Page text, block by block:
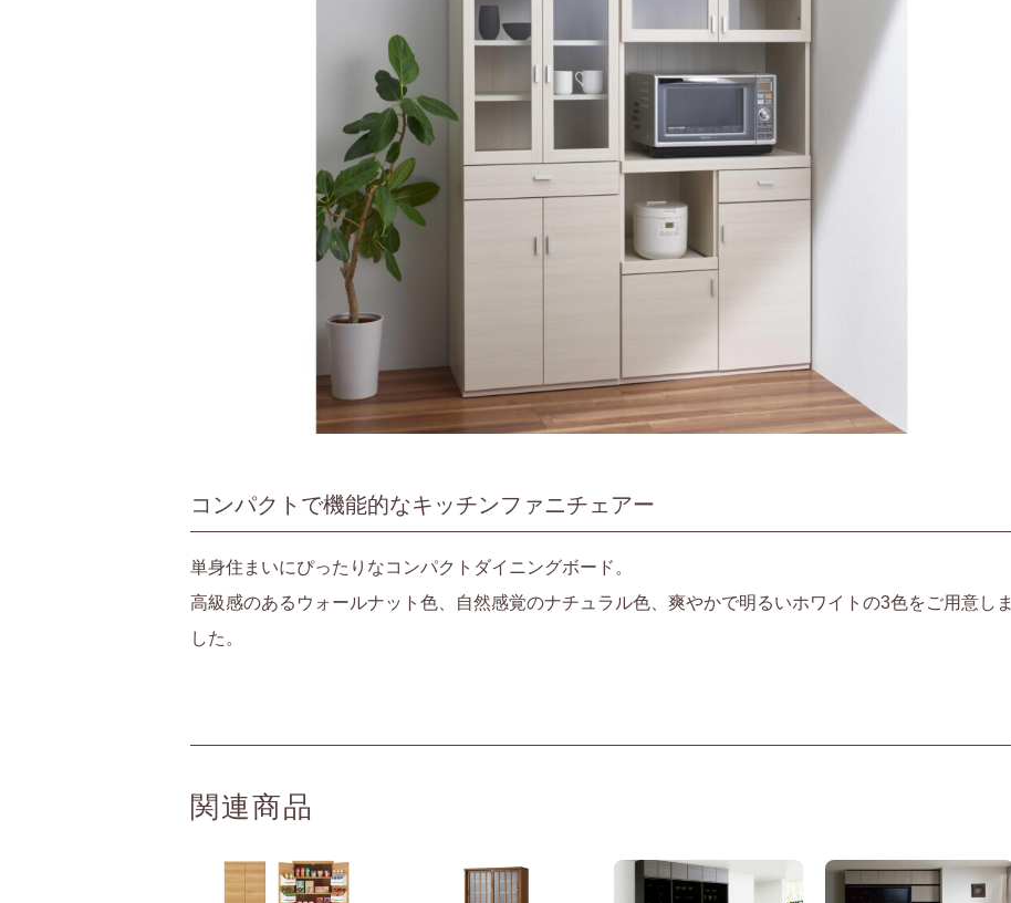
コンパクトで機能的なキッチンファニチェアー
単身住まいにぴったりなコンパクトダイニングボード。
高級感のあるウォールナット色、自然感覚のナチュラル色、爽やかで明るいホワイトの3色をご用意しま
した。
関連商品